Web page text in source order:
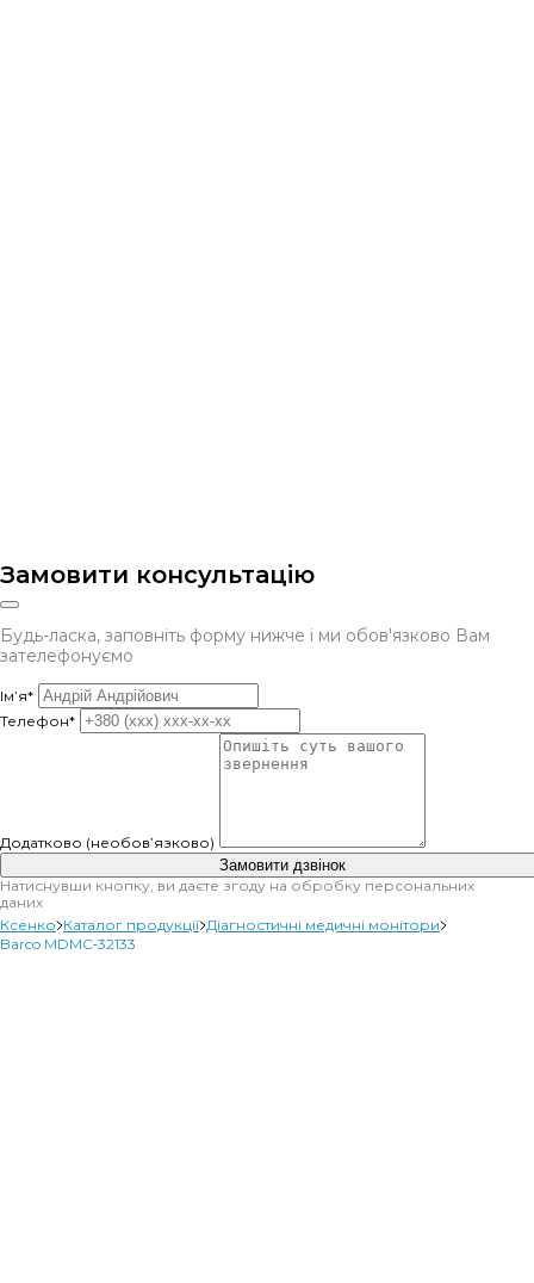
Замовити консультацію
Будь-ласка, заповніть форму нижче і ми обов'язково Вам
зателефонуємо
Ім’я*
Телефон*
Додатково (необов’язково)
Замовити дзвінок
Натиснувши кнопку, ви даєте згоду на обробку персональних
даних
Ксенко Каталог продукції Діагностичні медичні монітори
Barco MDMC‑32133